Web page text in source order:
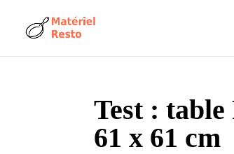
Test : table
61 x 61 cm